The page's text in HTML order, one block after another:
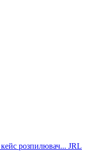
розпилювач... JRL